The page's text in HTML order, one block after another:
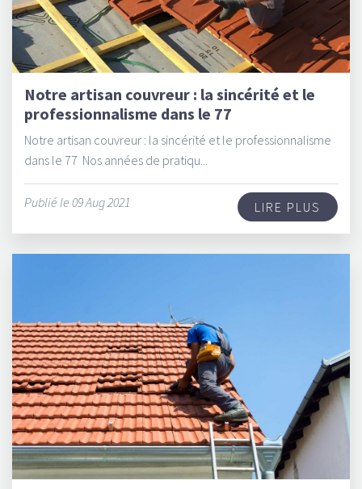
Notre artisan couvreur : la sincérité et le
professionnalisme dans le 77
Notre artisan couvreur : la sincérité et le professionnalisme
dans le 77 Nos années de pratiqu...
Publié le 09 Aug 2021 LIRE PLUS